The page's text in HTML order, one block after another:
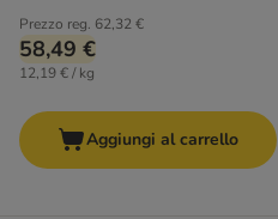
Prezzo reg. 62,32 €
58,49 €
12,19 € / kg
Aggiungi al carrello